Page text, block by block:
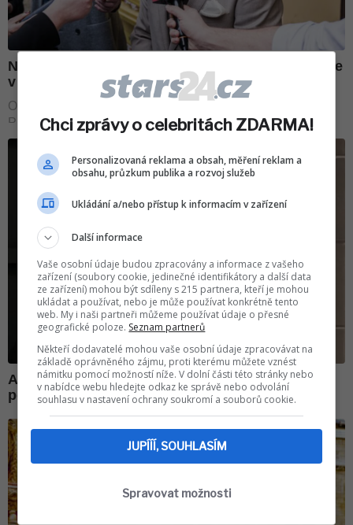
Chci zprávy o celebritách ZDARMA!
Personalizovaná reklama a obsah, měření reklam a
obsahu, průzkum publika a rozvoj služeb
Ukládání a/nebo přístup k informacím v zařízení
Další informace
Vaše osobní údaje budou zpracovány a informace z vašeho
zařízení (soubory cookie, jedinečné identifikátory a další data
ze zařízení) mohou být sdíleny s 215 partnera, kteří je mohou
ukládat a používat, nebo je může používat konkrétně tento
web. My i naši partneři můžeme používat údaje o přesné
geografické poloze. Seznam partnerů
Někteří dodavatelé mohou vaše osobní údaje zpracovávat na
základě oprávněného zájmu, proti kterému můžete vznést
námitku pomocí možností níže. V dolní části této stránky nebo
v nabídce webu hledejte odkaz ke správě nebo odvolání
souhlasu v nastavení ochrany soukromí a souborů cookie.
JUPÍÍÍ, SOUHLASÍM
Spravovat možnosti